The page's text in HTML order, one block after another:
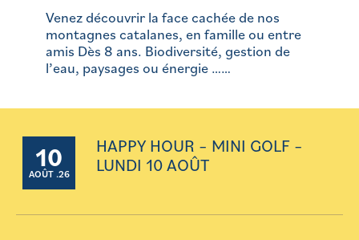
Venez découvrir la face cachée de nos
montagnes catalanes, en famille ou entre
amis Dès 8 ans. Biodiversité, gestion de
l’eau, paysages ou énergie ……
10
AOÛT .26
HAPPY HOUR – MINI GOLF –
LUNDI 10 AOÛT